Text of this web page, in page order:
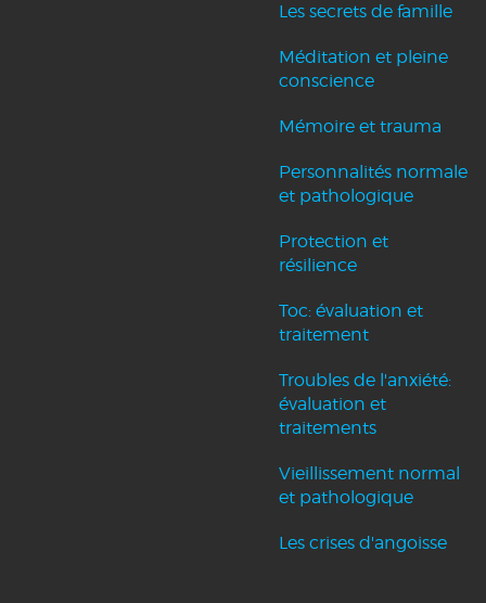
Les secrets de famille
Méditation et pleine
conscience
Mémoire et trauma
Personnalités normale
et pathologique
Protection et
résilience
Toc: évaluation et
traitement
Troubles de l'anxiété:
évaluation et
traitements
Vieillissement normal
et pathologique
Les crises d'angoisse